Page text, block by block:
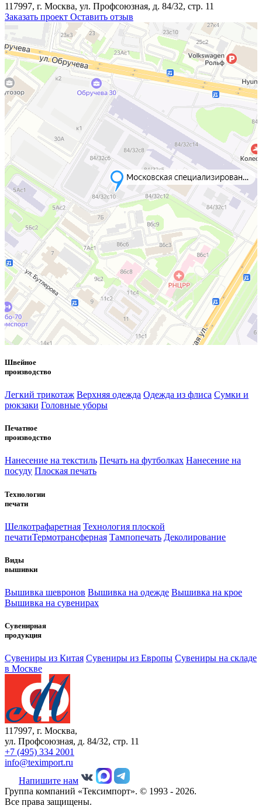
117997, г. Москва, ул. Профсоюзная, д. 84/32, стр. 11
Заказать проект Оставить отзыв
Швейное
производство
Легкий трикотаж Верхняя одежда Одежда из флиса Сумки и
рюкзаки Головные уборы
Печатное
производство
Нанесение на текстиль Печать на футболках Нанесение на
посуду Плоская печать
Технологии
печати
Шелкотрафаретная Технология плоской
печатиТермотрансферная Тампопечать Деколирование
Виды
вышивки
Вышивка шевронов Вышивка на одежде Вышивка на крое
Вышивка на сувенирах
Сувенирная
продукция
Сувениры из Китая Сувениры из Европы Сувениры на складе
в Москве
117997, г. Москва,
ул. Профсоюзная, д. 84/32, стр. 11
+7 (495) 334 2001
info@teximport.ru
Напишите нам
Группа компаний «Тексимпорт». © 1993 - 2026.
Все права защищены.